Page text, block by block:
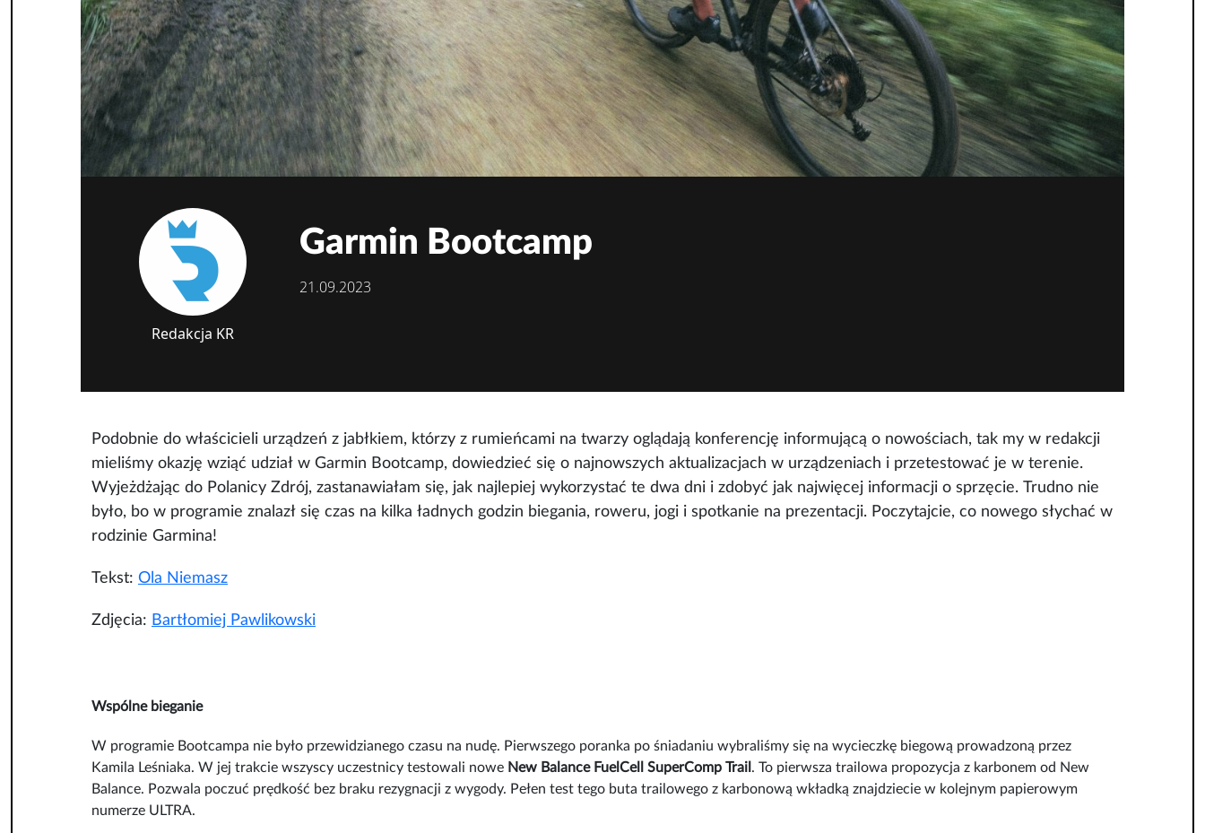
Redakcja KR
Garmin Bootcamp
21.09.2023
Podobnie do właścicieli urządzeń z jabłkiem, którzy z rumieńcami na twarzy oglądają konferencję informującą o nowościach, tak my w redakcji
mieliśmy okazję wziąć udział w Garmin Bootcamp, dowiedzieć się o najnowszych aktualizacjach w urządzeniach i przetestować je w terenie.
Wyjeżdżając do Polanicy Zdrój, zastanawiałam się, jak najlepiej wykorzystać te dwa dni i zdobyć jak najwięcej informacji o sprzęcie. Trudno nie
było, bo w programie znalazł się czas na kilka ładnych godzin biegania, roweru, jogi i spotkanie na prezentacji. Poczytajcie, co nowego słychać w
rodzinie Garmina!
Tekst: Ola Niemasz
Zdjęcia: Bartłomiej Pawlikowski
Wspólne bieganie
W programie Bootcampa nie było przewidzianego czasu na nudę. Pierwszego poranka po śniadaniu wybraliśmy się na wycieczkę biegową prowadzoną przez
Kamila Leśniaka. W jej trakcie wszyscy uczestnicy testowali nowe New Balance FuelCell SuperComp Trail . To pierwsza trailowa propozycja z karbonem od New
Balance. Pozwala poczuć prędkość bez braku rezygnacji z wygody. Pełen test tego buta trailowego z karbonową wkładką znajdziecie w kolejnym papierowym
numerze ULTRA.